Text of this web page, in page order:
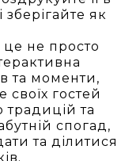
як
це не просто
та моменти,
гостей
та
спогад,
та ділитися